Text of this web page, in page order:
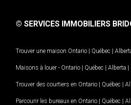
© SERVICES IMMOBILIERS
Trouver une maison Ontario | Québec |
Maisons à louer - Ontario | Québec | Alberta |
Trouver des courtiers en Ontario | Québec |
Parcourir les bureaux en Ontario | Québec |